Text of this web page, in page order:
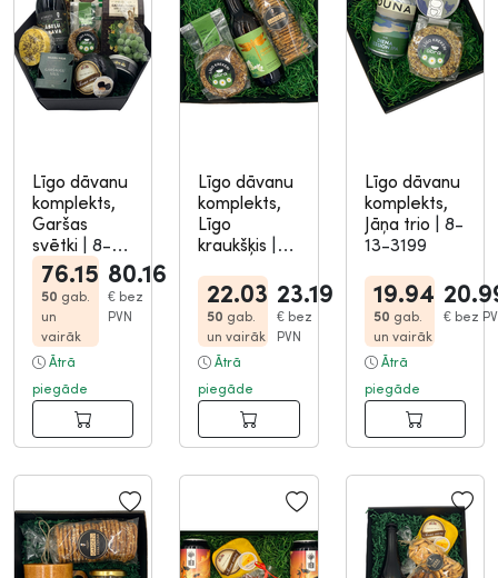
Līgo dāvanu
komplekts,
Garšas
svētki
8-
13-3215
76.15
50 gab.
un
vairāk
80.16
€ bez
PVN
Ātrā
piegāde
Līgo dāvanu
komplekts,
Līgo
kraukšķis
22.03
50 gab.
un vairāk
23.19
€ bez
PVN
Ātrā
piegāde
Līgo dāvanu
komplekts,
Jāņa trio
8-
13-3199
19.94
50 gab.
un vairāk
€ bez
Ātrā
piegāde